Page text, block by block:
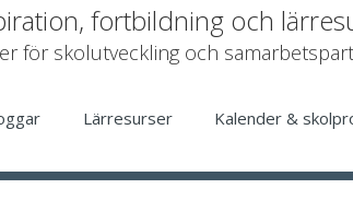
fortbildning och
för skolutveckling och
Lärresurser Kalender &